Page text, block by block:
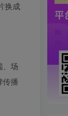
换成
、场
传播